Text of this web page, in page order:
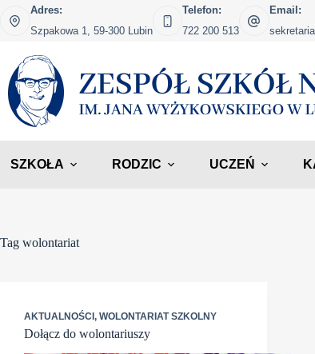
Przejdź
do
Adres:
Szpakowa 1, 59-300 Lubin
Telefon:
722 200 513
Email:
SZKOŁA RODZIC UCZEŃ
Tag wolontariat
AKTUALNOŚCI , WOLONTARIAT SZKOLNY
Dołącz do wolontariuszy